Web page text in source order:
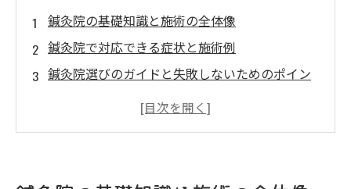
鍼灸院の基礎知識と施術の全体像
鍼灸院で対応できる症状と施術例
鍼灸院選びのガイドと失敗しないためのポイン